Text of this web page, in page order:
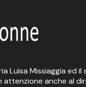
Luisa Missiaggia ed
attenzione anche al